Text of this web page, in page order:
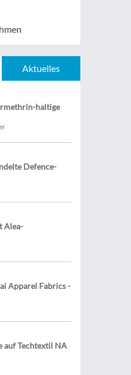
Aktuelles
haltige
Defence-
Alea-
Apparel Fabrics -
auf Techtextil NA